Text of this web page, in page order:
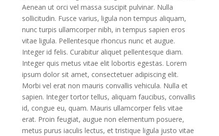
Aenean ut orci vel massa suscipit pulvinar. Nulla
sollicitudin. Fusce varius, ligula non tempus aliquam,
nunc turpis ullamcorper nibh, in tempus sapien eros
vitae ligula. Pellentesque rhoncus nunc et augue.
Integer id felis. Curabitur aliquet pellentesque diam.
Integer quis metus vitae elit lobortis egestas. Lorem
ipsum dolor sit amet, consectetuer adipiscing elit.
Morbi vel erat non mauris convallis vehicula. Nulla et
sapien. Integer tortor tellus, aliquam faucibus, convallis
id, congue eu, quam. Mauris ullamcorper felis vitae
erat. Proin feugiat, augue non elementum posuere,
metus purus iaculis lectus, et tristique ligula justo vitae